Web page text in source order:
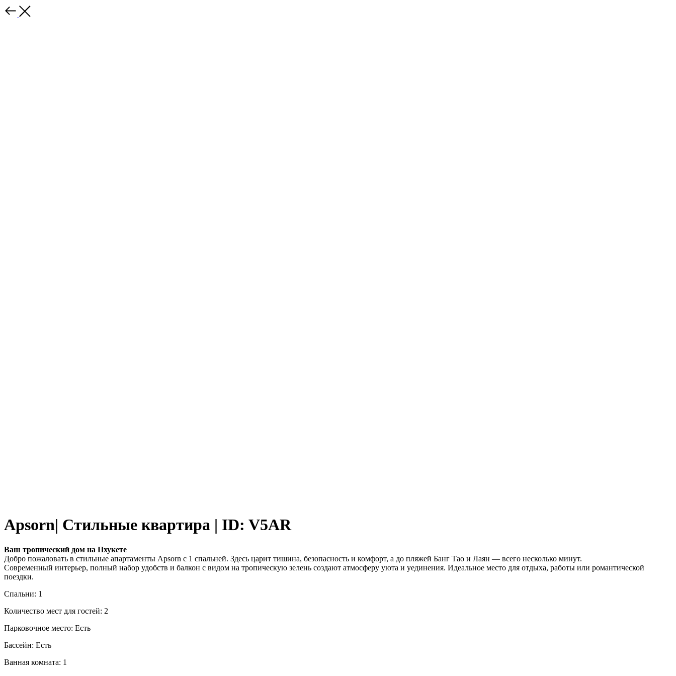
Apsorn| Стильные квартира | ID: V5AR
Ваш тропический дом на Пхукете
Добро пожаловать в стильные апартаменты Apsorn с 1 спальней. Здесь царит тишина, безопасность и комфорт, а до пляжей Банг Тао и Лаян — всего несколько минут.
Современный интерьер, полный набор удобств и балкон с видом на тропическую зелень создают атмосферу уюта и уединения. Идеальное место для отдыха, работы или романтической
поездки.
Спальни: 1
Количество мест для гостей: 2
Парковочное место: Есть
Бассейн: Есть
Ванная комната: 1